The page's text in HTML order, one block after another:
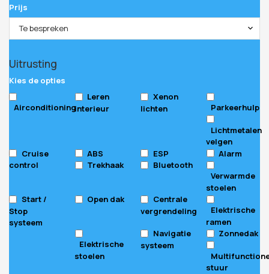
Prijs
Te bespreken
Your
Website *
Uitrusting
Kies de opties
Airconditioning
Leren
interieur
Xenon
lichten
Parkeerhulp
Lichtmetalen
velgen
Cruise
control
ABS ESP
Alarm
Trekhaak
Bluetooth
Verwarmde
stoelen
Start /
Stop
systeem
Open dak
Centrale
vergrendeling
Elektrische
ramen
Elektrische
stoelen
Navigatie
systeem
Zonnedak
stuur